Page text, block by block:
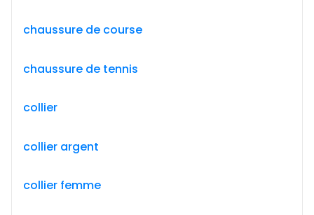
chaussure de course
chaussure de tennis
collier
collier argent
collier femme